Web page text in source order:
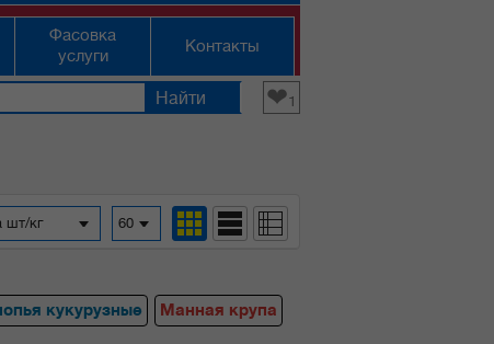
Фасовка
услуги
Контакты
❤1
60
шт/кг
кукурузные
Манная крупа